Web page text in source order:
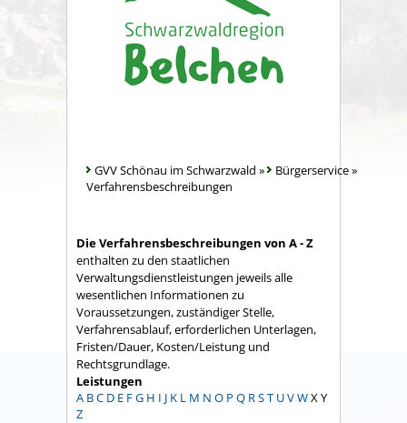
GVV Schönau im Schwarzwald » Bürgerservice»
Verfahrensbeschreibungen
Die Verfahrensbeschreibungen von A - Z
enthalten zu den staatlichen
Verwaltungsdienstleistungen jeweils alle
wesentlichen Informationen zu
Voraussetzungen, zuständiger Stelle,
Verfahrensablauf, erforderlichen Unterlagen,
Fristen/Dauer, Kosten/Leistung und
Rechtsgrundlage.
Leistungen
A BC D E FG H I J K L M N O P Q RST UVWX Y
Z